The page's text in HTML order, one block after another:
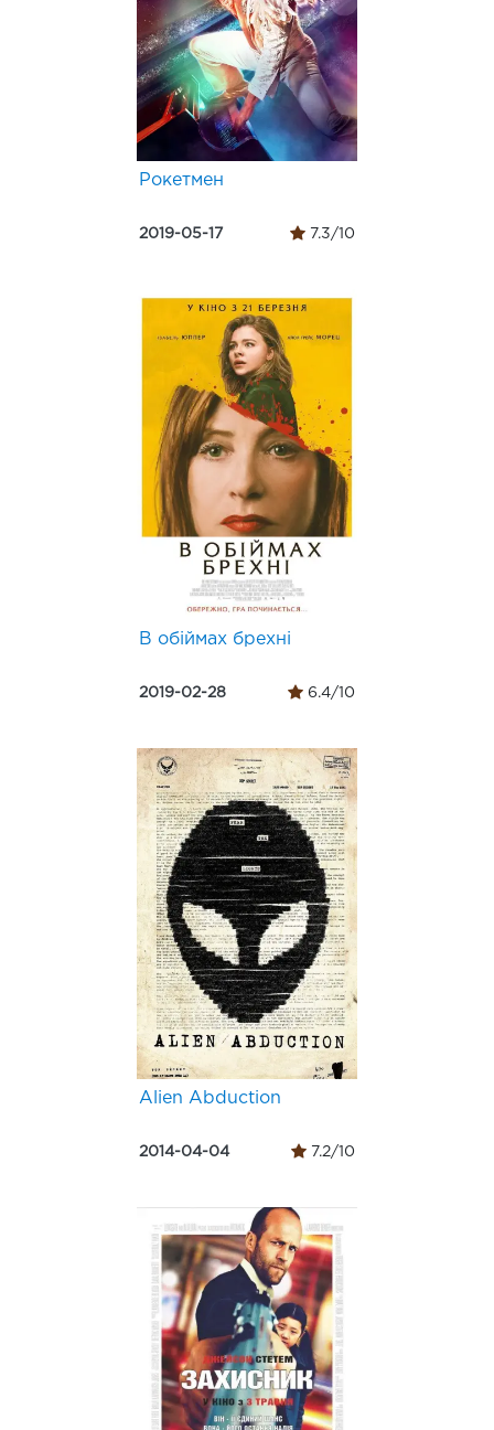
Рокетмен
2019-05-17 7.3/10
В обіймах брехні
2019-02-28 6.4/10
Alien Abduction
2014-04-04 7.2/10